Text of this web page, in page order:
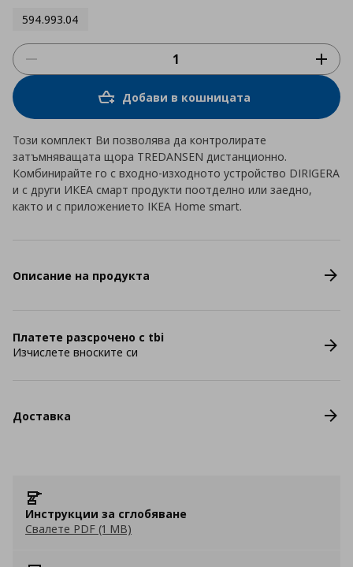
594.993.04
Добави в кошницата
Този комплект Ви позволява да контролирате
затъмняващата щора TREDANSEN дистанционно.
Комбинирайте го с входно-изходното устройство DIRIGERA
и с други ИКЕА смарт продукти поотделно или заедно,
както и с приложението IKEA Home smart.
Описание на продукта
Платете разсрочено с tbi
Изчислете вноските си
Доставка
Инструкции за сглобяване
Свалете PDF (1 MB)